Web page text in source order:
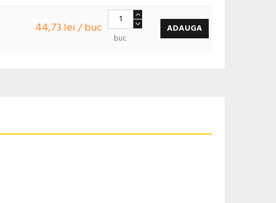
44,73 lei / buc
buc
ADAUGA